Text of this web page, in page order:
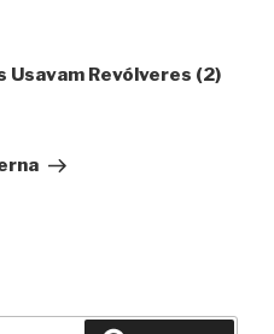
Usavam Revólveres (2)